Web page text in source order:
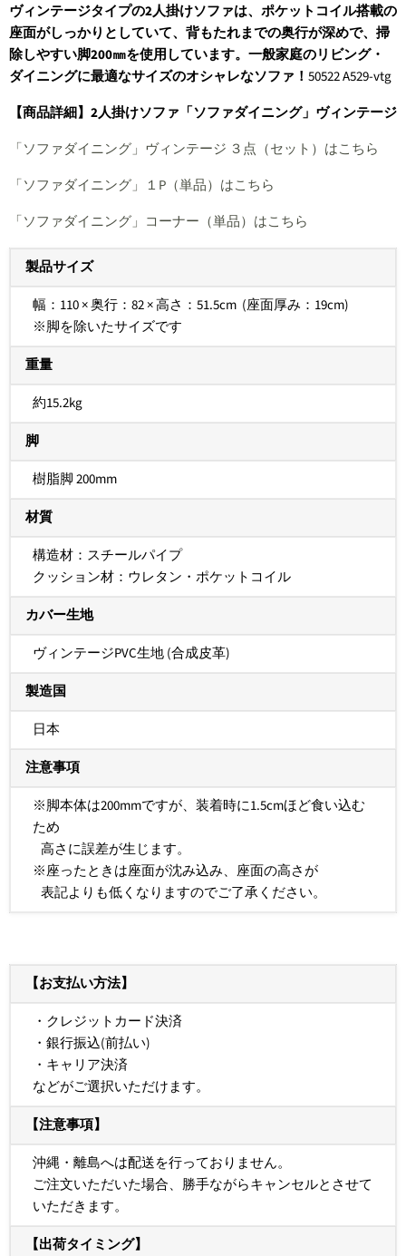
ヴィンテージタイプの2人掛けソファは、ポケットコイル搭載の
座面がしっかりとしていて、背もたれまでの奥行が深めで、掃
除しやすい脚200㎜を使用しています。一般家庭のリビング・
ダイニングに最適なサイズのオシャレなソファ！ 50522A529-vtg
【商品詳細】2人掛けソファ「ソファダイニング」ヴィンテージ
「ソファダイニング」ヴィンテージ ３点（セット）はこちら
「ソファダイニング」１P（単品）はこちら
「ソファダイニング」コーナー（単品）はこちら
製品サイズ
幅：110 × 奥行：82 × 高さ：51.5cm (座面厚み：19cm)
※脚を除いたサイズです
重量
約15.2kg
脚
樹脂脚 200mm
材質
構造材：スチールパイプ
クッション材：ウレタン・ポケットコイル
カバー生地
ヴィンテージPVC生地 (合成皮革)
製造国
日本
注意事項
※脚本体は200mmですが、 装着時に1.5cmほど食い込む
ため
高さに誤差が生じます。
※座ったときは座面が沈み込み、座面の高さが
表記よりも低くなりますのでご了承ください。
【お支払い方法】
・クレジットカード決済
・銀行振込(前払い)
・キャリア決済
などがご選択いただけます。
【注意事項】
沖縄・離島へは配送を行っておりません。
ご注文いただいた場合、勝手ながらキャンセルとさせて
いただきます。
【出荷タイミング】